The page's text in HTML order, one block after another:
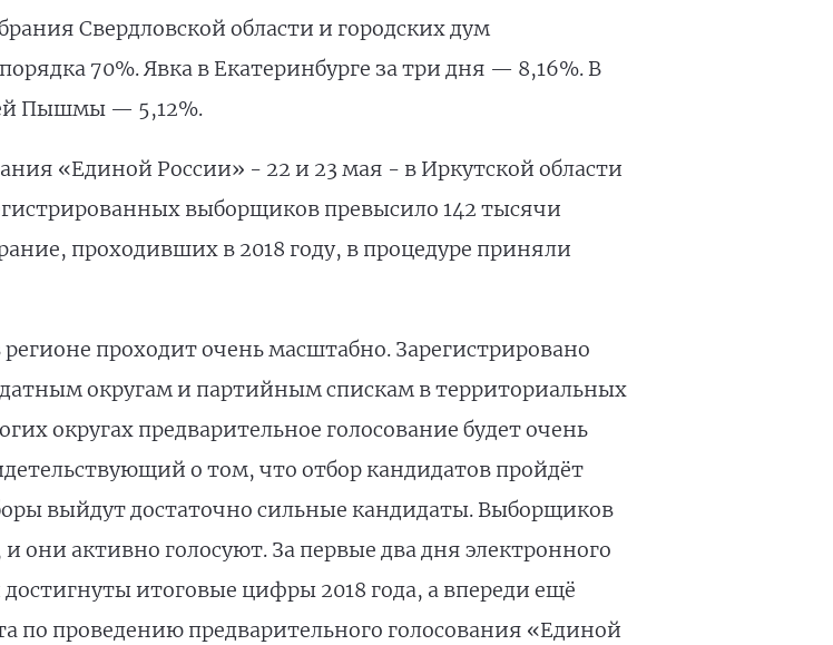
Свердловской области и городских дум
70%. Явка в Екатеринбурге за три дня — 8,16%. В
Пышмы — 5,12%.
«Единой России» - 22 и 23 мая - в Иркутской области
выборщиков превысило 142 тысячи
проходивших в 2018 году, в процедуре приняли
проходит очень масштабно. Зарегистрировано
округам и партийным спискам в территориальных
округах предварительное голосование будет очень
о том, что отбор кандидатов пройдёт
выйдут достаточно сильные кандидаты. Выборщиков
активно голосуют. За первые два дня электронного
итоговые цифры 2018 года, а впереди ещё
по проведению предварительного голосования «Единой